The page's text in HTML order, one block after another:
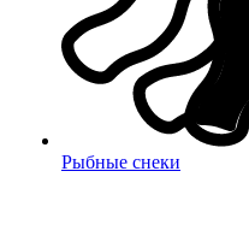
Рыбные снеки